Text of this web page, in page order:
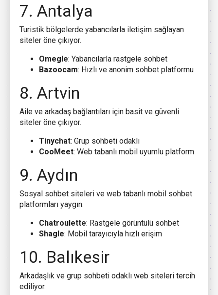
7. Antalya
Turistik bölgelerde yabancılarla iletişim sağlayan
siteler öne çıkıyor.
Omegle: Yabancılarla rastgele sohbet
Bazoocam: Hızlı ve anonim sohbet platformu
8. Artvin
Aile ve arkadaş bağlantıları için basit ve güvenli
siteler öne çıkıyor.
Tinychat: Grup sohbeti odaklı
CooMeet: Web tabanlı mobil uyumlu platform
9. Aydın
Sosyal sohbet siteleri ve web tabanlı mobil sohbet
platformları yaygın.
Chatroulette: Rastgele görüntülü sohbet
Shagle: Mobil tarayıcıyla hızlı erişim
10. Balıkesir
Arkadaşlık ve grup sohbeti odaklı web siteleri tercih
ediliyor.